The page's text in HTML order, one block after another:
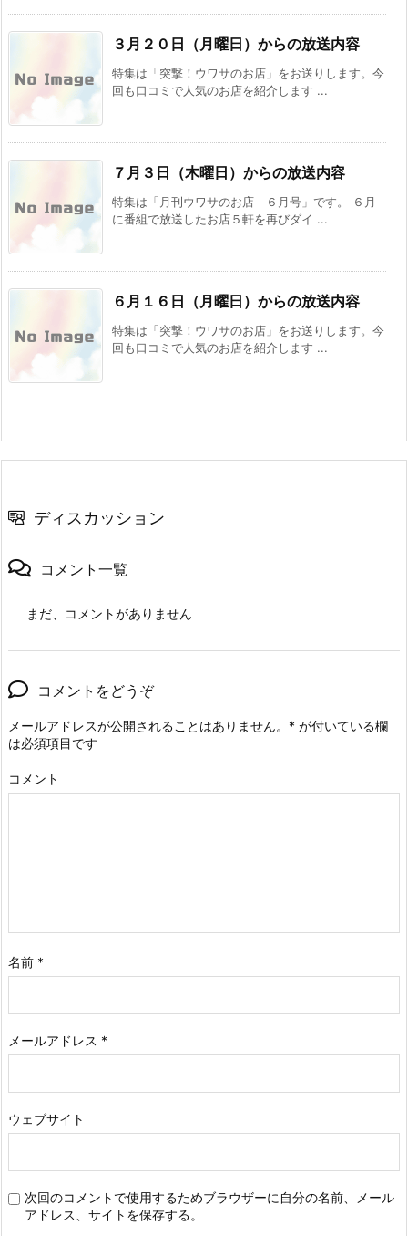
３月２０日（月曜日）からの放送内容
特集は「突撃！ウワサのお店」をお送りします。今
回も口コミで人気のお店を紹介します ...
７月３日（木曜日）からの放送内容
特集は「月刊ウワサのお店 ６月号」です。 ６月
に番組で放送したお店５軒を再びダイ ...
６月１６日（月曜日）からの放送内容
特集は「突撃！ウワサのお店」をお送りします。今
回も口コミで人気のお店を紹介します ...
ディスカッション
コメント一覧
まだ、コメントがありません
コメントをどうぞ
メールアドレスが公開されることはありません。 * が付いている欄
は必須項目です
コメント
名前 *
メールアドレス *
ウェブサイト
次回のコメントで使用するためブラウザーに自分の名前、メール
アドレス、サイトを保存する。